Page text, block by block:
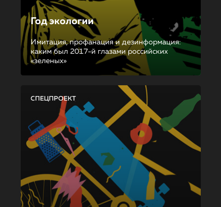
Год экологии
Имитация, профанация и дезинформация:
каким был 2017-й глазами российских
«зеленых»
СПЕЦПРОЕКТ